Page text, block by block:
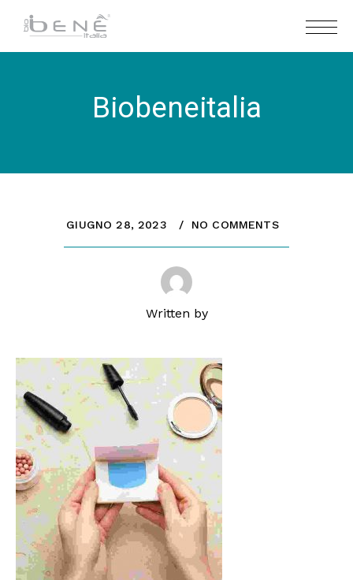
Biobeneitalia
GIUGNO 28, 2023 NO COMMENTS
Written by